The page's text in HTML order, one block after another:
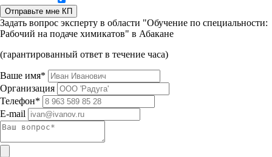
Отправьте мне КП
Задать вопрос эксперту в области "Обучение по специальности:
Рабочий на подаче химикатов" в Абакане
(гарантированный ответ в течение часа)
Ваше имя*
Организация
Телефон*
E-mail